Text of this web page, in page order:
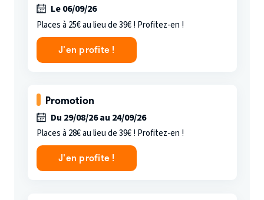
Le 06/09/26
Places à 25€ au lieu de 39€ ! Profitez-en !
J'en profite !
Promotion
Du 29/08/26 au 24/09/26
Places à 28€ au lieu de 39€ ! Profitez-en !
J'en profite !